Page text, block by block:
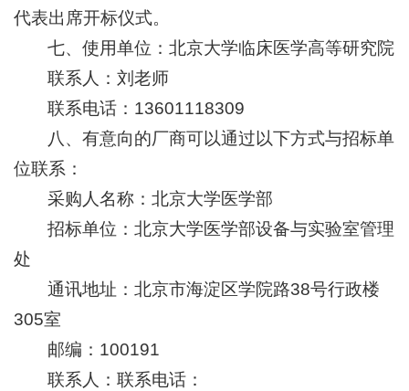
代表出席开标仪式。
七、使用单位：北京大学临床医学高等研究院
联系人：刘老师
联系电话：13601118309
八、有意向的厂商可以通过以下方式与招标单
位联系：
采购人名称：北京大学医学部
招标单位：北京大学医学部设备与实验室管理
处
通讯地址：北京市海淀区学院路38号行政楼
305室
邮编：100191
联系人：联系电话：